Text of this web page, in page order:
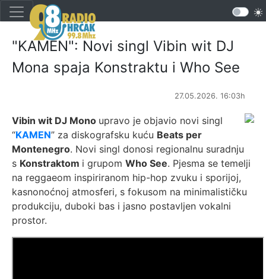
"KAMEN": Novi singl Vibin wit DJ
Mona spaja Konstraktu i Who See
27.05.2026. 16:03h
Vibin wit DJ Mono upravo je objavio novi singl
“KAMEN” za diskografsku kuću Beats per
Montenegro. Novi singl donosi regionalnu suradnju
s Konstraktom i grupom Who See. Pjesma se temelji
na reggaeom inspiriranom hip-hop zvuku i sporijoj,
kasnonoćnoj atmosferi, s fokusom na minimalističku
produkciju, duboki bas i jasno postavljen vokalni
prostor.